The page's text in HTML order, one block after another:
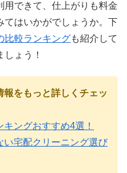
用できて、仕上がりも料金
てはいかがでしょうか。下
比較ランキングも紹介して
ょう！
をもっと詳しくチェッ
ングおすすめ4選！
い宅配クリーニング選び